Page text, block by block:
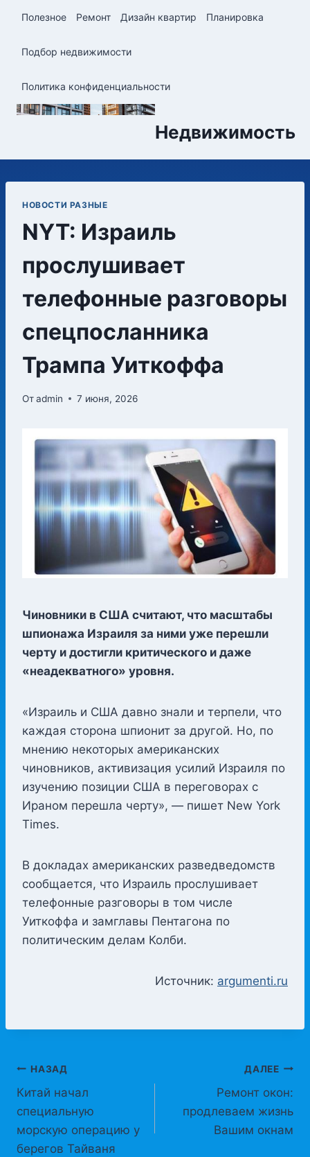
содержимому
Полезное Ремонт Дизайн квартир Планировка
Подбор недвижимости
Политика конфиденциальности
Недвижимость
НОВОСТИ РАЗНЫЕ
NYT: Израиль
прослушивает
телефонные разговоры
спецпосланника
Трампа Уиткоффа
Отadmin 7 июня, 2026
Чиновники в США считают, что масштабы
шпионажа Израиля за ними уже перешли
черту и достигли критического и даже
«неадекватного» уровня.
«Израиль и США давно знали и терпели, что
каждая сторона шпионит за другой. Но, по
мнению некоторых американских
чиновников, активизация усилий Израиля по
изучению позиции США в переговорах с
Ираном перешла черту», — пишет New York
Times.
В докладах американских разведведомств
сообщается, что Израиль прослушивает
телефонные разговоры в том числе
Уиткоффа и замглавы Пентагона по
политическим делам Колби.
Источник: argumenti.ru
Навигация
по
записям
НАЗАД
Китай начал
специальную
морскую операцию у
берегов Тайваня
ДАЛЕЕ
Ремонт окон:
продлеваем жизнь
Вашим окнам